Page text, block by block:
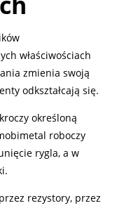
właściwościach
zmienia swoją
odkształcają się.
określoną
roboczy
rygla, a w
rezystory, przez